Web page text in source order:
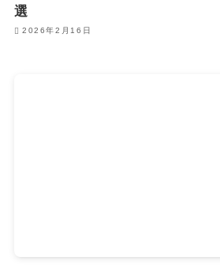
選
2026年2月16日